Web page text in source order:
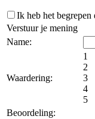
Ik heb het begrepen
Verstuur je mening
Name:
Waardering:
1
2
3
4
5
Beoordeling: